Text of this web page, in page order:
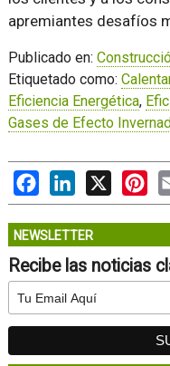
apremiantes desafíos
Publicado en:
Etiquetado como:
Eficiencia Energética,
Gases de Efecto
FacebookLinkedIn
X
NEWSLETTER
Recibe las noticias